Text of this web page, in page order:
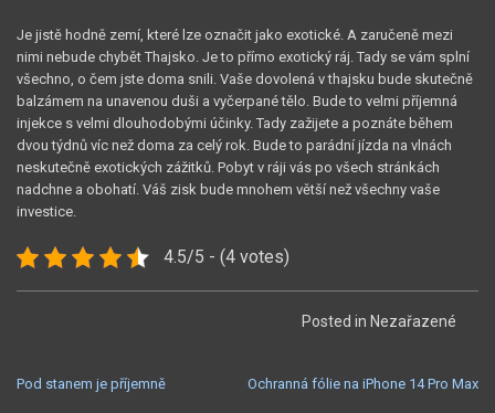
Je jistě hodně zemí, které lze označit jako exotické. A zaručeně mezi
nimi nebude chybět Thajsko. Je to přímo exotický ráj. Tady se vám splní
všechno, o čem jste doma snili. Vaše dovolená v thajsku bude skutečně
balzámem na unavenou duši a vyčerpané tělo. Bude to velmi příjemná
injekce s velmi dlouhodobými účinky. Tady zažijete a poznáte během
dvou týdnů víc než doma za celý rok. Bude to parádní jízda na vlnách
neskutečně exotických zážitků. Pobyt v ráji vás po všech stránkách
nadchne a obohatí. Váš zisk bude mnohem větší než všechny vaše
investice.
4.5/5 - (4 votes)
Posted in Nezařazené
NAVIGACE
Pod stanem je příjemně Ochranná fólie na iPhone 14 Pro Max